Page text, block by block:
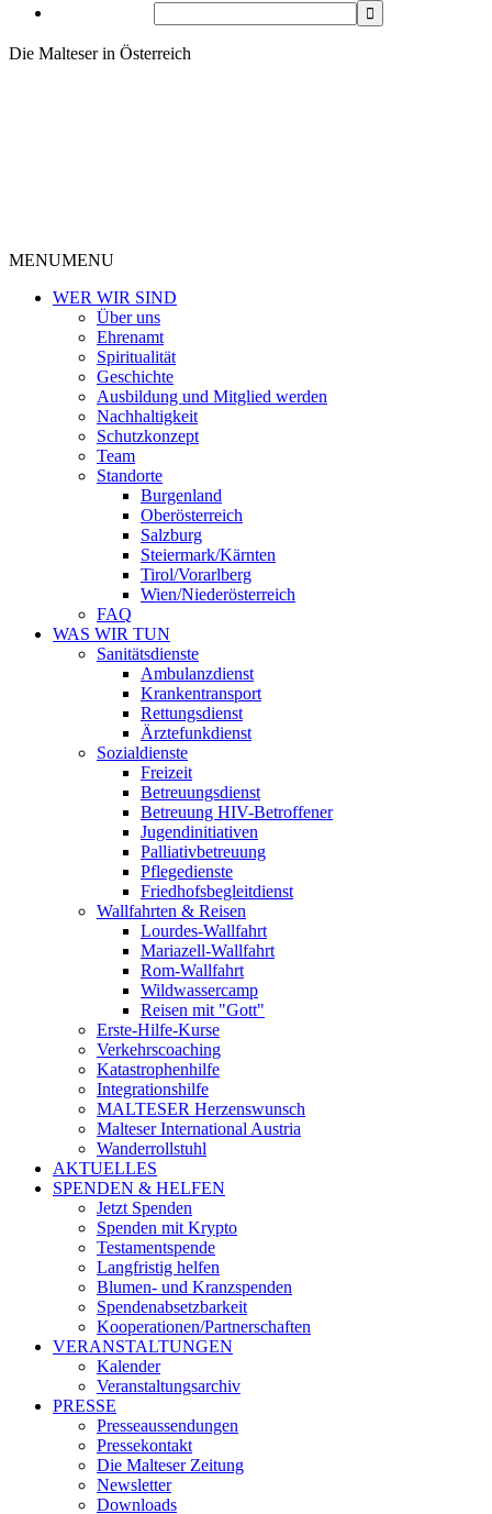
Die Malteser in Österreich
MENUMENU
WER WIR SIND
Über uns
Ehrenamt
Spiritualität
Geschichte
Ausbildung und Mitglied werden
Nachhaltigkeit
Schutzkonzept
Team
Standorte
Burgenland
Oberösterreich
Salzburg
Steiermark/Kärnten
Tirol/Vorarlberg
Wien/Niederösterreich
FAQ
WAS WIR TUN
Sanitätsdienste
Ambulanzdienst
Krankentransport
Rettungsdienst
Ärztefunkdienst
Sozialdienste
Freizeit
Betreuungsdienst
Betreuung HIV-Betroffener
Jugendinitiativen
Palliativbetreuung
Pflegedienste
Friedhofsbegleitdienst
Wallfahrten & Reisen
Lourdes-Wallfahrt
Mariazell-Wallfahrt
Rom-Wallfahrt
Wildwassercamp
Reisen mit "Gott"
Erste-Hilfe-Kurse
Verkehrscoaching
Katastrophenhilfe
Integrationshilfe
MALTESER Herzenswunsch
Malteser International Austria
Wanderrollstuhl
AKTUELLES
SPENDEN & HELFEN
Jetzt Spenden
Spenden mit Krypto
Testamentspende
Langfristig helfen
Blumen- und Kranzspenden
Spendenabsetzbarkeit
Kooperationen/Partnerschaften
VERANSTALTUNGEN
Kalender
Veranstaltungsarchiv
PRESSE
Presseaussendungen
Pressekontakt
Die Malteser Zeitung
Newsletter
Downloads